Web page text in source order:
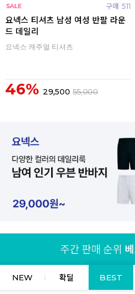
구매 511
요넥스 티셔츠 남성 여성 반팔 라운
드 데일리
요넥스 캐주얼 티셔츠
46% 29,500 55,000
NEW 확딜 BEST